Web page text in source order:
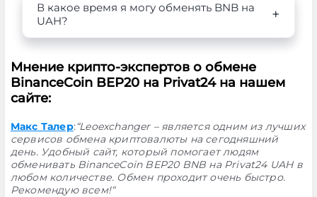
В какое время я могу обменять BNB на
UAH?
Мнение крипто-экспертов о обмене
BinanceCoin BEP20 на Privat24 на нашем
сайте:
Макс Талер:“Leoexchanger – является одним из лучших
сервисов обмена криптовалюты на сегодняшний
день. Удобный сайт, который помогает людям
обменивать BinanceCoin BEP20 BNB на Privat24 UAH в
любом количестве. Обмен проходит очень быстро.
Рекомендую всем!“